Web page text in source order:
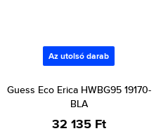
Az utolsó darab
Guess Eco Erica HWBG95 19170-
BLA
32 135 Ft